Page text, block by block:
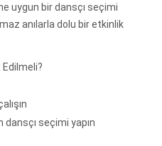
uygun bir dansçı seçimi
anılarla dolu bir etkinlik
Edilmeli?
seçimi yapın